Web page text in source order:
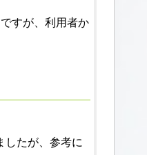
すが、利用者か
したが、参考に